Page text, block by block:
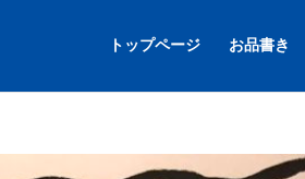
トップページ お品書き